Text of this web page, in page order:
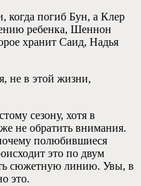
когда погиб Бун, а Клер
ребенка, Шеннон
хранит Саид, Надья
не в этой жизни,
сезону, хотя в
не обратить внимания.
полюбившиеся
это по двум
сюжетную линию. Увы, в
это.